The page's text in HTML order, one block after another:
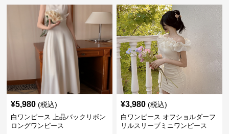
¥5,980 (税込)
白ワンピース 上品バックリボン
ロングワンピース
¥3,980 (税込)
白ワンピース オフショルダーフ
リルスリーブミニワンピース